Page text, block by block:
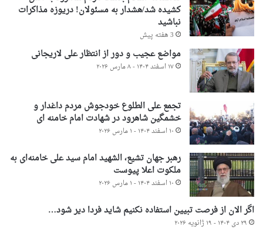
کشیده شد/هشدار به مسئولان! دریوزه مذاکرات
نباشید
3 هفته پیش
مواضع عجیب و دور از انتظار علی لاریجانی
۱۷ اسفند ۱۴۰۴ - ۸ مارس ۲۰۲۶
تجمع علی الطلوع خودجوش مردم داغدار و
خشمگین شاهرود در شهادت امام خامنه ای
۱۰ اسفند ۱۴۰۴ - ۱ مارس ۲۰۲۶
رهبر جهان تشیع، الشهید امام سید علی خامنه‌ای به
ملکوت اعلا پیوست
۱۰ اسفند ۱۴۰۴ - ۱ مارس ۲۰۲۶
اگر الان از فرصت تبیین استفاده نکنیم شاید فردا دیر شود…
۲۹ دی ۱۴۰۴ - ۱۹ ژانویه ۲۰۲۶